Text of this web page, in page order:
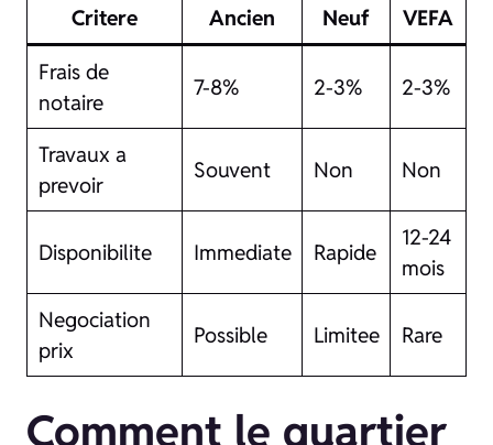
Critere Ancien Neuf VEFA
Frais de
notaire
7-8% 2-3% 2-3%
Travaux a
prevoir
Souvent Non Non
Disponibilite Immediate Rapide
12-24
mois
Negociation
prix
Possible Limitee Rare
Comment le quartier